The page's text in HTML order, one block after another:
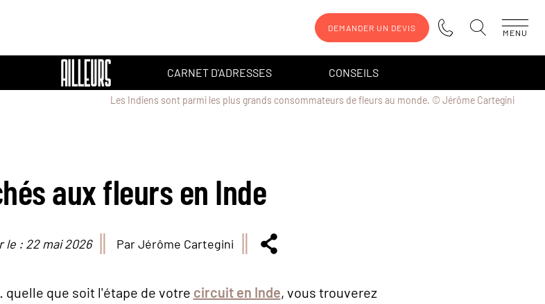
DEMANDER UN DEVIS MENU
CARNET D'ADRESSES CONSEILS
Les Indiens sont parmi les plus grands consommateurs de fleurs au monde. © Jérôme Cartegini
aux fleurs en Inde
le : 22 mai 2026 Par Jérôme Cartegini
quelle que soit l'étape de votre circuit en Inde, vous trouverez